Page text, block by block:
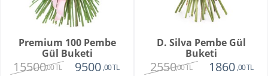
Premium 100 Pembe
Gül Buketi
15500,00 TL 9500 ,00 TL
D. Silva Pembe Gül
Buketi
2550,00 TL 1860 ,00 TL